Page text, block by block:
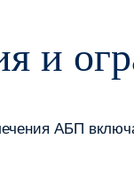
и
АБП